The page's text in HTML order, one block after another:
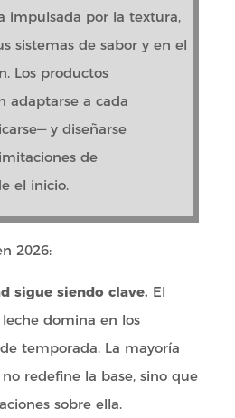
impulsada por la textura,
sistemas de sabor y en el
Los productos
adaptarse a cada
y diseñarse
de
el inicio.
2026:
sigue siendo clave. El
domina en los
temporada. La mayoría
redefine la base, sino que
sobre ella.